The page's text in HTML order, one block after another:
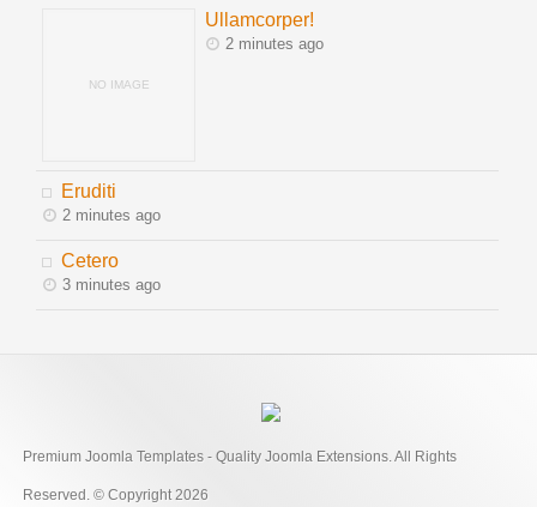
NO IMAGE
Ullamcorper!
2 minutes ago
Eruditi
2 minutes ago
Cetero
3 minutes ago
Premium Joomla Templates - Quality Joomla Extensions. All Rights
Reserved. © Copyright 2026